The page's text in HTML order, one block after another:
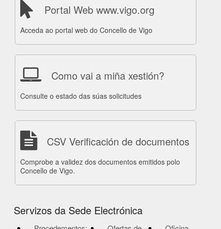
Portal Web www.vigo.org
Acceda ao portal web do Concello de Vigo
Como vai a miña xestión?
Consulte o estado das súas solicitudes
CSV Verificación de documentos
Comprobe a validez dos documentos emitidos polo
Concello de Vigo.
Servizos da Sede Electrónica